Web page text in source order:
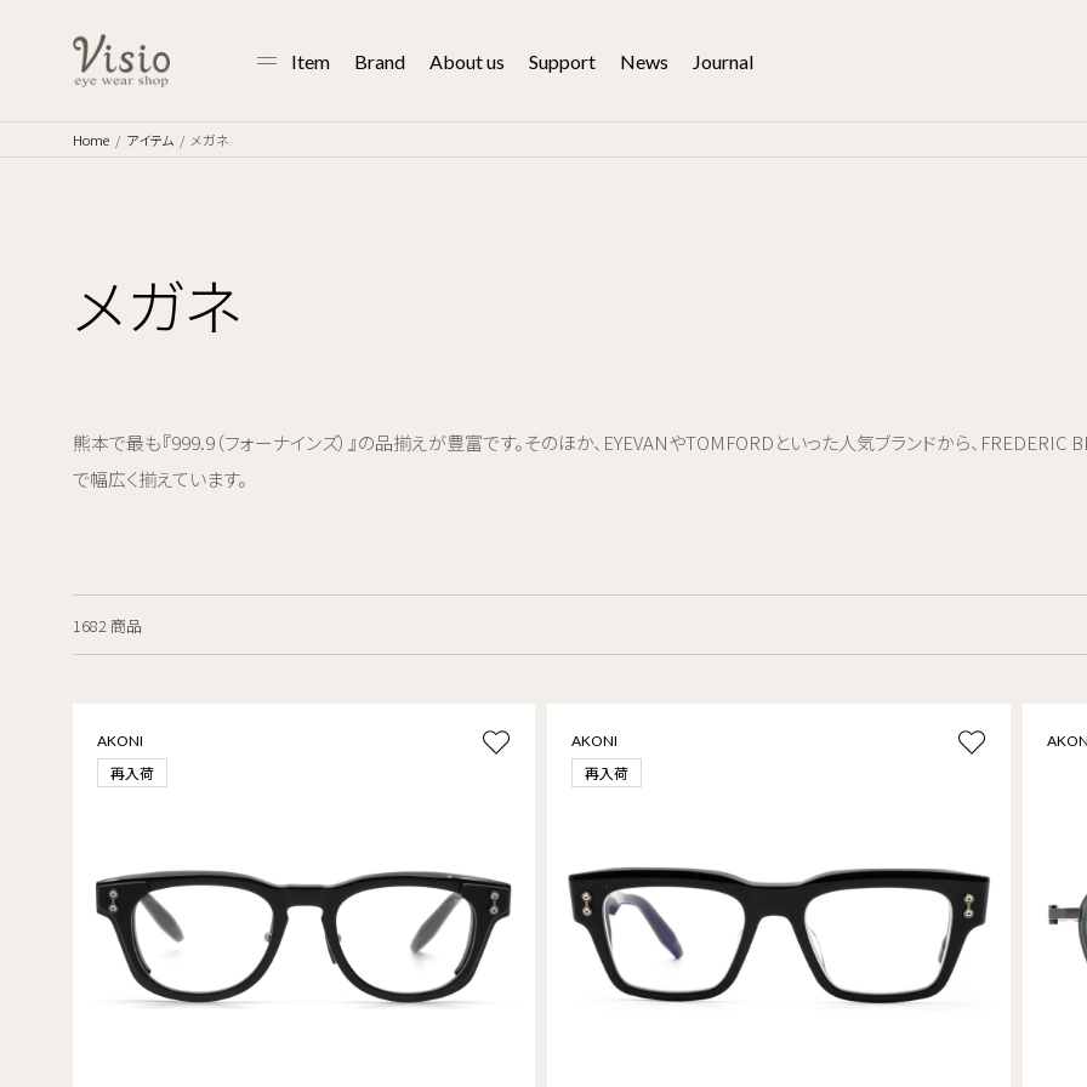
Item Brand About us Support News Journal
Home アイテム メガネ
メガネ
熊本で最も『999.9（フォーナインズ）』の品揃えが豊富です。そのほか、EYEVANやTOMFORDといった人気ブランドから、
で幅広く揃えています。
1682 商品
AKONI
再入荷
AKONI
再入荷